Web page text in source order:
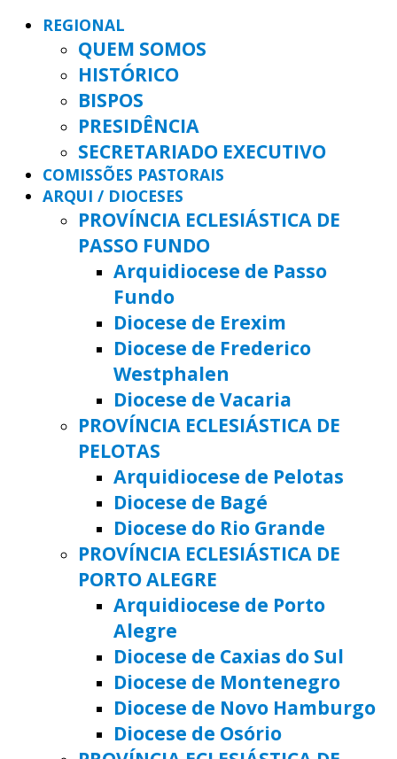
REGIONAL
QUEM SOMOS
HISTÓRICO
BISPOS
PRESIDÊNCIA
SECRETARIADO EXECUTIVO
COMISSÕES PASTORAIS
ARQUI / DIOCESES
PROVÍNCIA ECLESIÁSTICA DE
PASSO FUNDO
Arquidiocese de Passo
Fundo
Diocese de Erexim
Diocese de Frederico
Westphalen
Diocese de Vacaria
PROVÍNCIA ECLESIÁSTICA DE
PELOTAS
Arquidiocese de Pelotas
Diocese de Bagé
Diocese do Rio Grande
PROVÍNCIA ECLESIÁSTICA DE
PORTO ALEGRE
Arquidiocese de Porto
Alegre
Diocese de Caxias do Sul
Diocese de Montenegro
Diocese de Novo Hamburgo
Diocese de Osório